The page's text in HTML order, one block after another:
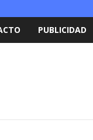
PUBLICIDAD